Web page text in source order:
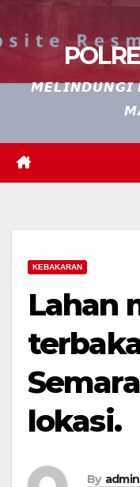
𝙈𝙀𝙇𝙄𝙉𝘿𝙐𝙉𝙂𝙄
KEBAKARAN
Lahan
lokasi.
By admin